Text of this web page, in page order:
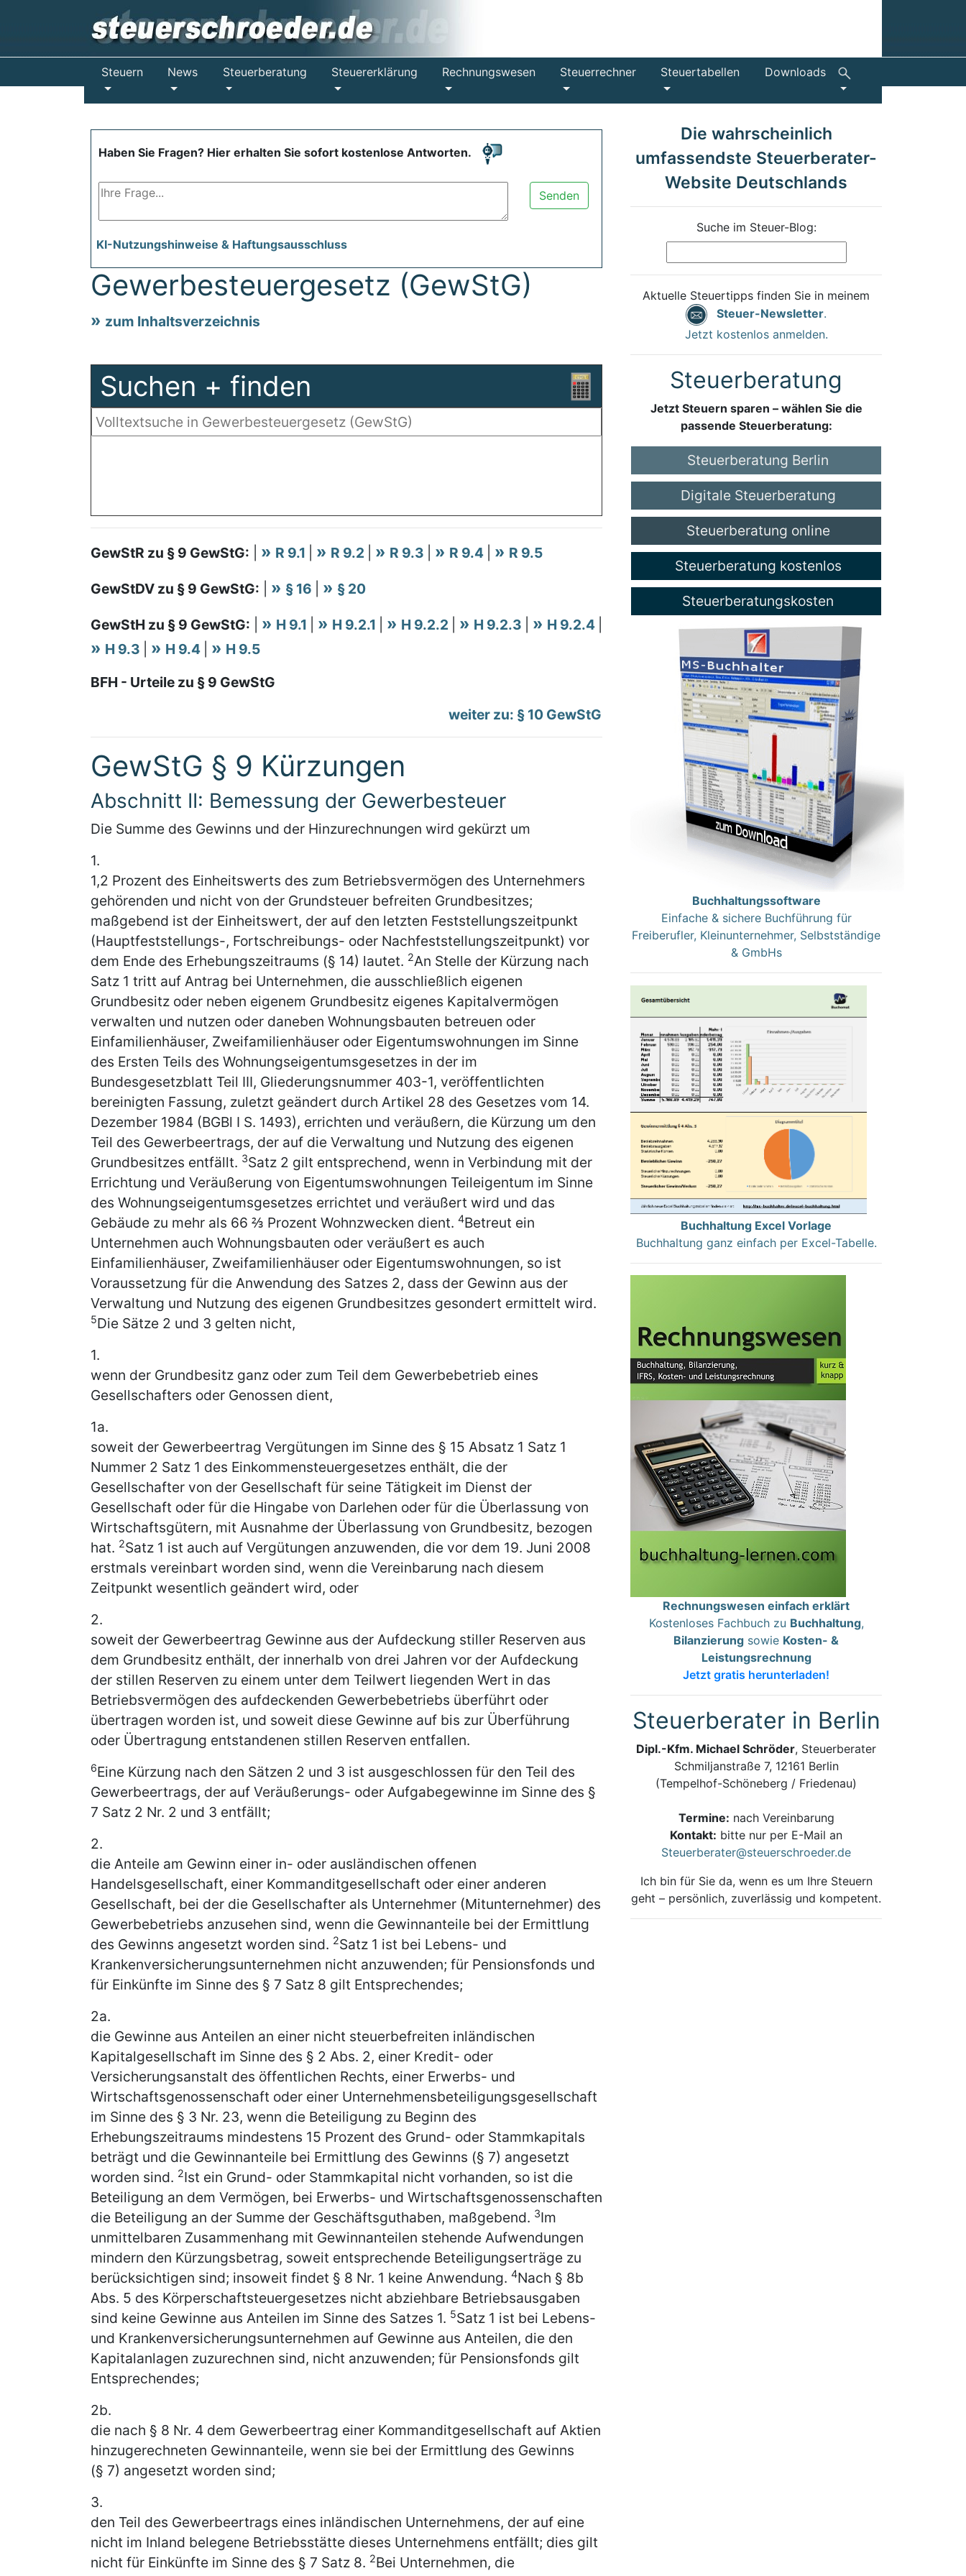
Steuern News Steuerberatung Steuererklärung Rechnungswesen Steuerrechner Steuertabellen Downloads
Haben Sie Fragen? Hier erhalten Sie sofort kostenlose Antworten.
Senden
KI-Nutzungshinweise & Haftungsausschluss
Gewerbesteuergesetz (GewStG)
zum Inhaltsverzeichnis
Suchen + finden
GewStR zu § 9 GewStG: R 9.1 R 9.2 R 9.3 R 9.4 R 9.5
GewStDV zu § 9 GewStG: § 16 § 20
GewStH zu § 9 GewStG: H 9.1 H 9.2.1 H 9.2.2 H 9.2.3 H 9.2.4
H 9.3
H 9.4
H 9.5
BFH - Urteile zu § 9 GewStG
weiter zu: § 10 GewStG
GewStG § 9 Kürzungen
Abschnitt II: Bemessung der Gewerbesteuer
Die Summe des Gewinns und der Hinzurechnungen wird gekürzt um
1.
1,2 Prozent des Einheitswerts des zum Betriebsvermögen des Unternehmers
gehörenden und nicht von der Grundsteuer befreiten Grundbesitzes;
maßgebend ist der Einheitswert, der auf den letzten Feststellungszeitpunkt
(Hauptfeststellungs-, Fortschreibungs- oder Nachfeststellungszeitpunkt) vor
dem Ende des Erhebungszeitraums (§ 14) lautet. 2An Stelle der Kürzung nach
Satz 1 tritt auf Antrag bei Unternehmen, die ausschließlich eigenen
Grundbesitz oder neben eigenem Grundbesitz eigenes Kapitalvermögen
verwalten und nutzen oder daneben Wohnungsbauten betreuen oder
Einfamilienhäuser, Zweifamilienhäuser oder Eigentumswohnungen im Sinne
des Ersten Teils des Wohnungseigentumsgesetzes in der im
Bundesgesetzblatt Teil III, Gliederungsnummer 403-1, veröffentlichten
bereinigten Fassung, zuletzt geändert durch Artikel 28 des Gesetzes vom 14.
Dezember 1984 (BGBl I S. 1493), errichten und veräußern, die Kürzung um den
Teil des Gewerbeertrags, der auf die Verwaltung und Nutzung des eigenen
Grundbesitzes entfällt. 3Satz 2 gilt entsprechend, wenn in Verbindung mit der
Errichtung und Veräußerung von Eigentumswohnungen Teileigentum im Sinne
des Wohnungseigentumsgesetzes errichtet und veräußert wird und das
Gebäude zu mehr als 66 ⅔ Prozent Wohnzwecken dient. 4Betreut ein
Unternehmen auch Wohnungsbauten oder veräußert es auch
Einfamilienhäuser, Zweifamilienhäuser oder Eigentumswohnungen, so ist
Voraussetzung für die Anwendung des Satzes 2, dass der Gewinn aus der
Verwaltung und Nutzung des eigenen Grundbesitzes gesondert ermittelt wird.
5Die Sätze 2 und 3 gelten nicht,
1.
wenn der Grundbesitz ganz oder zum Teil dem Gewerbebetrieb eines
Gesellschafters oder Genossen dient,
1a.
soweit der Gewerbeertrag Vergütungen im Sinne des § 15 Absatz 1 Satz 1
Nummer 2 Satz 1 des Einkommensteuergesetzes enthält, die der
Gesellschafter von der Gesellschaft für seine Tätigkeit im Dienst der
Gesellschaft oder für die Hingabe von Darlehen oder für die Überlassung von
Wirtschaftsgütern, mit Ausnahme der Überlassung von Grundbesitz, bezogen
hat. 2Satz 1 ist auch auf Vergütungen anzuwenden, die vor dem 19. Juni 2008
erstmals vereinbart worden sind, wenn die Vereinbarung nach diesem
Zeitpunkt wesentlich geändert wird, oder
2.
soweit der Gewerbeertrag Gewinne aus der Aufdeckung stiller Reserven aus
dem Grundbesitz enthält, der innerhalb von drei Jahren vor der Aufdeckung
der stillen Reserven zu einem unter dem Teilwert liegenden Wert in das
Betriebsvermögen des aufdeckenden Gewerbebetriebs überführt oder
übertragen worden ist, und soweit diese Gewinne auf bis zur Überführung
oder Übertragung entstandenen stillen Reserven entfallen.
6Eine Kürzung nach den Sätzen 2 und 3 ist ausgeschlossen für den Teil des
Gewerbeertrags, der auf Veräußerungs- oder Aufgabegewinne im Sinne des §
7 Satz 2 Nr. 2 und 3 entfällt;
2.
die Anteile am Gewinn einer in- oder ausländischen offenen
Handelsgesellschaft, einer Kommanditgesellschaft oder einer anderen
Gesellschaft, bei der die Gesellschafter als Unternehmer (Mitunternehmer) des
Gewerbebetriebs anzusehen sind, wenn die Gewinnanteile bei der Ermittlung
des Gewinns angesetzt worden sind. 2Satz 1 ist bei Lebens- und
Krankenversicherungsunternehmen nicht anzuwenden; für Pensionsfonds und
für Einkünfte im Sinne des § 7 Satz 8 gilt Entsprechendes;
2a.
die Gewinne aus Anteilen an einer nicht steuerbefreiten inländischen
Kapitalgesellschaft im Sinne des § 2 Abs. 2, einer Kredit- oder
Versicherungsanstalt des öffentlichen Rechts, einer Erwerbs- und
Wirtschaftsgenossenschaft oder einer Unternehmensbeteiligungsgesellschaft
im Sinne des § 3 Nr. 23, wenn die Beteiligung zu Beginn des
Erhebungszeitraums mindestens 15 Prozent des Grund- oder Stammkapitals
beträgt und die Gewinnanteile bei Ermittlung des Gewinns (§ 7) angesetzt
worden sind. 2Ist ein Grund- oder Stammkapital nicht vorhanden, so ist die
Beteiligung an dem Vermögen, bei Erwerbs- und Wirtschaftsgenossenschaften
die Beteiligung an der Summe der Geschäftsguthaben, maßgebend. 3Im
unmittelbaren Zusammenhang mit Gewinnanteilen stehende Aufwendungen
mindern den Kürzungsbetrag, soweit entsprechende Beteiligungserträge zu
berücksichtigen sind; insoweit findet § 8 Nr. 1 keine Anwendung. 4Nach § 8b
Abs. 5 des Körperschaftsteuergesetzes nicht abziehbare Betriebsausgaben
sind keine Gewinne aus Anteilen im Sinne des Satzes 1. 5Satz 1 ist bei Lebens-
und Krankenversicherungsunternehmen auf Gewinne aus Anteilen, die den
Kapitalanlagen zuzurechnen sind, nicht anzuwenden; für Pensionsfonds gilt
Entsprechendes;
2b.
die nach § 8 Nr. 4 dem Gewerbeertrag einer Kommanditgesellschaft auf Aktien
hinzugerechneten Gewinnanteile, wenn sie bei der Ermittlung des Gewinns
(§ 7) angesetzt worden sind;
3.
den Teil des Gewerbeertrags eines inländischen Unternehmens, der auf eine
nicht im Inland belegene Betriebsstätte dieses Unternehmens entfällt; dies gilt
nicht für Einkünfte im Sinne des § 7 Satz 8. 2Bei Unternehmen, die
Die wahrscheinlich
umfassendste Steuerberater-
Website Deutschlands
Suche im Steuer-Blog:
Aktuelle Steuertipps finden Sie in meinem
Steuer-Newsletter.
Jetzt kostenlos anmelden.
Steuerberatung
Jetzt Steuern sparen – wählen Sie die
passende Steuerberatung:
Steuerberatung Berlin
Digitale Steuerberatung
Steuerberatung online
Steuerberatung kostenlos
Steuerberatungskosten
Buchhaltungssoftware
Einfache & sichere Buchführung für
Freiberufler, Kleinunternehmer, Selbstständige
& GmbHs
Buchhaltung Excel Vorlage
Buchhaltung ganz einfach per Excel-Tabelle.
Rechnungswesen einfach erklärt
Kostenloses Fachbuch zu Buchhaltung,
Bilanzierung sowie Kosten- &
Leistungsrechnung
Jetzt gratis herunterladen!
Steuerberater in Berlin
Dipl.-Kfm. Michael Schröder, Steuerberater
Schmiljanstraße 7, 12161 Berlin
(Tempelhof-Schöneberg / Friedenau)
Termine: nach Vereinbarung
Kontakt: bitte nur per E-Mail an
Steuerberater@steuerschroeder.de
Ich bin für Sie da, wenn es um Ihre Steuern
geht – persönlich, zuverlässig und kompetent.